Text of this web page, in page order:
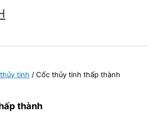
tinh / Cốc thủy tinh thấp thành
thành